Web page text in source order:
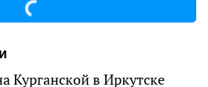
Курганской в Иркутске